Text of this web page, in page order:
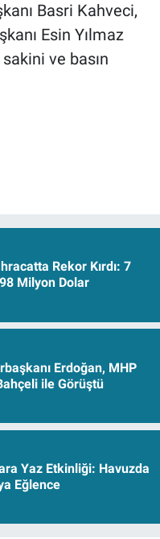
Basri Kahveci,
Esin Yılmaz
ve basın
Rekor Kırdı: 7
Milyon Dolar
Erdoğan, MHP
ile Görüştü
Yaz Etkinliği: Havuzda
Eğlence